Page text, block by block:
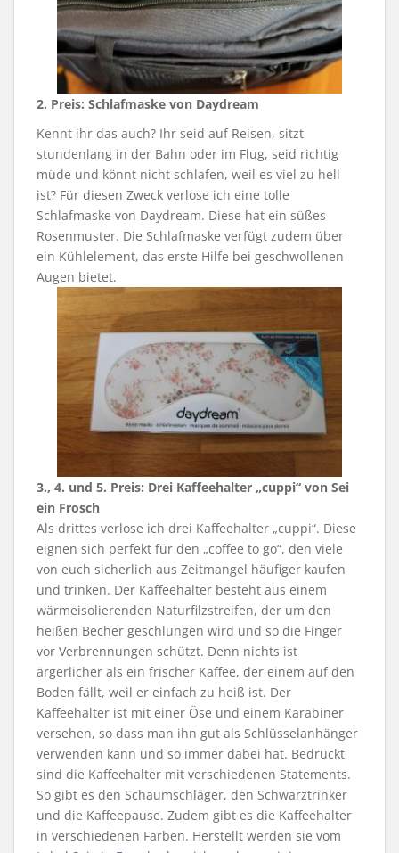
2. Preis: Schlafmaske von Daydream
Kennt ihr das auch? Ihr seid auf Reisen, sitzt
stundenlang in der Bahn oder im Flug, seid richtig
müde und könnt nicht schlafen, weil es viel zu hell
ist? Für diesen Zweck verlose ich eine tolle
Schlafmaske von Daydream. Diese hat ein süßes
Rosenmuster. Die Schlafmaske verfügt zudem über
ein Kühlelement, das erste Hilfe bei geschwollenen
Augen bietet.
3., 4. und 5. Preis: Drei Kaffeehalter „cuppi“ von Sei
ein Frosch
Als drittes verlose ich drei Kaffeehalter „cuppi“. Diese
eignen sich perfekt für den „coffee to go“, den viele
von euch sicherlich aus Zeitmangel häufiger kaufen
und trinken. Der Kaffeehalter besteht aus einem
wärmeisolierenden Naturfilzstreifen, der um den
heißen Becher geschlungen wird und so die Finger
vor Verbrennungen schützt. Denn nichts ist
ärgerlicher als ein frischer Kaffee, der einem auf den
Boden fällt, weil er einfach zu heiß ist. Der
Kaffeehalter ist mit einer Öse und einem Karabiner
versehen, so dass man ihn gut als Schlüsselanhänger
verwenden kann und so immer dabei hat. Bedruckt
sind die Kaffeehalter mit verschiedenen Statements.
So gibt es den Schaumschläger, den Schwarztrinker
und die Kaffeepause. Zudem gibt es die Kaffeehalter
in verschiedenen Farben. Herstellt werden sie vom